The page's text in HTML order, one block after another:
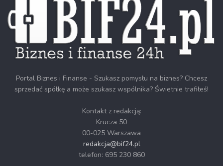
Portal Biznes i Finanse - Szukasz pomysłu na biznes? Chcesz
sprzedać spółkę a może szukasz wspólnika? Świetnie trafiłeś!
Kontakt z redakcją:
Krucza 50
00-025 Warszawa
redakcja@bif24.pl
telefon: 695 230 860